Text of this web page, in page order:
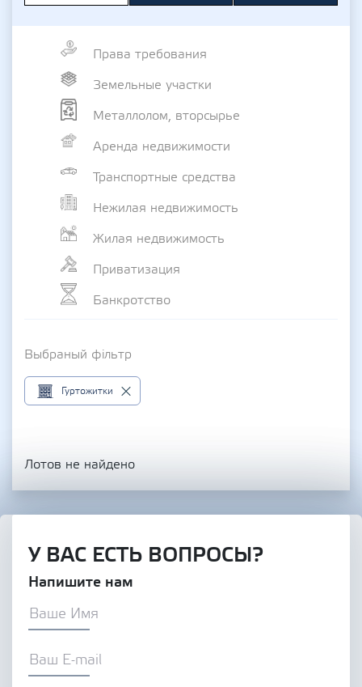
Права требования
Земельные участки
Металлолом, вторсырье
Аренда недвижимости
Транспортные средства
Нежилая недвижимость
Жилая недвижимость
Приватизация
Банкротство
Выбраный фільтр
Гуртожитки
Лотов не найдено
У ВАС ЕСТЬ ВОПРОСЫ?
Напишите нам